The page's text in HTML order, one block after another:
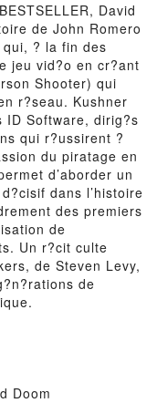
David
de John Romero
? la fin des
jeu vid?o en cr?ant
Shooter) qui
r?seau. Kushner
ID Software, dirig?s
qui r?ussirent ?
du piratage en
d’aborder un
dans l’histoire
des premiers
de
Un r?cit culte
de Steven Levy,
de
Doom